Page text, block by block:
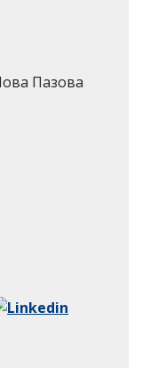
Пазова